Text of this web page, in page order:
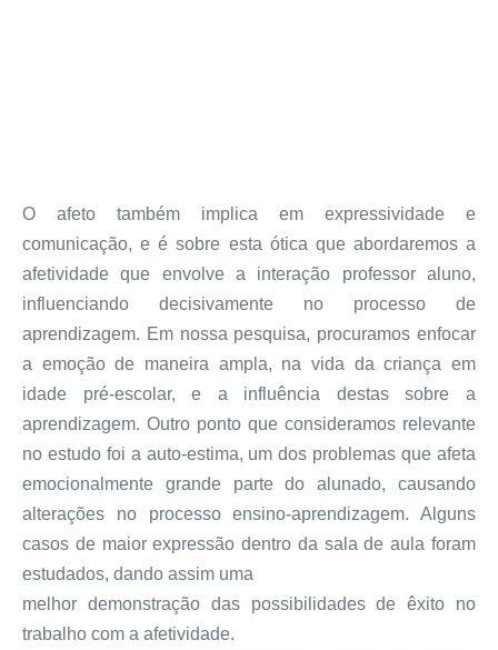
O afeto também implica em expressividade e
comunicação, e é sobre esta ótica que abordaremos a
afetividade que envolve a interação professor aluno,
influenciando decisivamente no processo de
aprendizagem. Em nossa pesquisa, procuramos enfocar
a emoção de maneira ampla, na vida da criança em
idade pré-escolar, e a influência destas sobre a
aprendizagem. Outro ponto que consideramos relevante
no estudo foi a auto-estima, um dos problemas que afeta
emocionalmente grande parte do alunado, causando
alterações no processo ensino-aprendizagem. Alguns
casos de maior expressão dentro da sala de aula foram
estudados, dando assim uma
melhor demonstração das possibilidades de êxito no
trabalho com a afetividade.